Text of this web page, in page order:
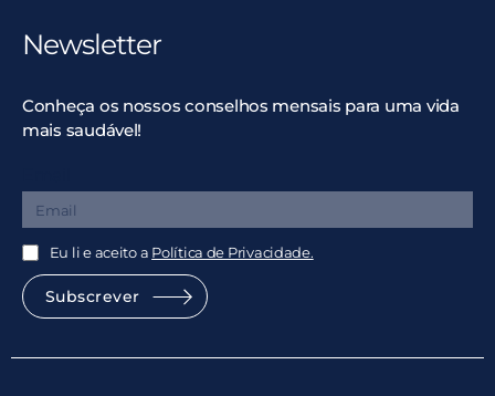
Newsletter
Conheça os nossos conselhos mensais para uma vida
mais saudável!
Eu li e aceito a Política de Privacidade.
Subscrever